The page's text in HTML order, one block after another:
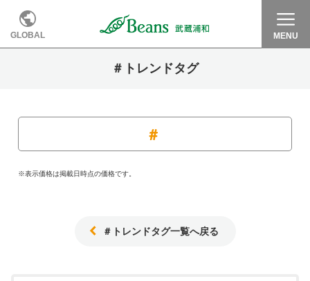
GLOBAL MENU
＃トレンドタグ
※表示価格は掲載日時点の価格です。
＃トレンドタグ一覧へ戻る